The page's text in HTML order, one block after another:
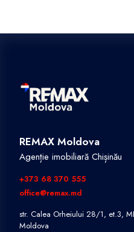
REMAX Moldova
Agenție imobiliară Chișinău
+373 68 370 555
office@remax.md
str. Calea Orheiului 28/1, et.3,
Moldova